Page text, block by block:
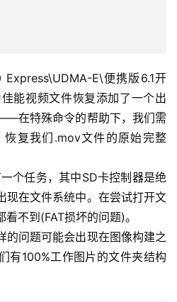
E\便携版6.1开
能视频文件恢复添加了一个出
在特殊命令的帮助下，我们需
复我们.mov文件的原始完整
个任务，其中SD卡控制器是绝
现在文件系统中。在尝试打开文
不到(FAT损坏的问题)。
的问题可能会出现在图像构建之
有100%工作图片的文件夹结构